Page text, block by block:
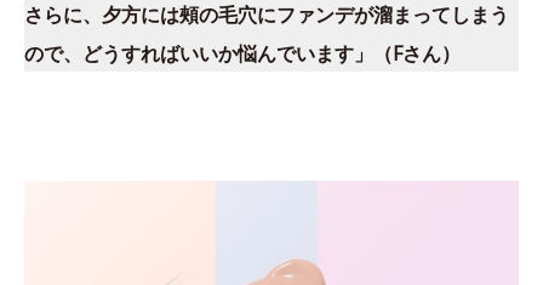
さらに、夕方には頰の毛穴にファンデが溜まってしまう
ので、どうすればいいか悩んでいます」（Fさん）